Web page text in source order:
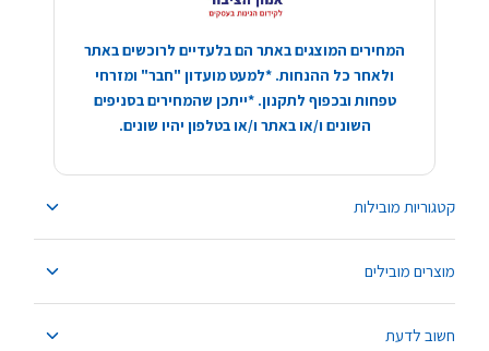
קטגוריות מובילות
מוצרים מובילים
חשוב לדעת
המחירים המוצגים באתר הם בלעדיים לרוכשים באתר
ולאחר כל ההנחות. *למעט מועדון "חבר" ומזרחי
טפחות ובכפוף לתקנון. *ייתכן שהמחירים בסניפים
השונים ו/או באתר ו/או בטלפון יהיו שונים.